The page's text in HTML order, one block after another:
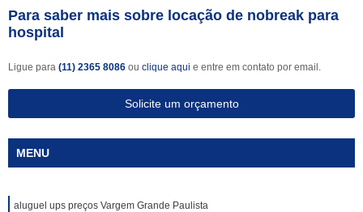
Para saber mais sobre locação de nobreak para
hospital
Ligue para (11) 2365 8086 ou clique aqui e entre em contato por email.
Solicite um orçamento
MENU
aluguel ups preços Vargem Grande Paulista